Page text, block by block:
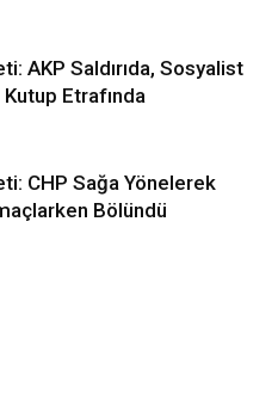
AKP Saldırıda, Sosyalist
Kutup Etrafında
CHP Sağa Yönelerek
Bölündü